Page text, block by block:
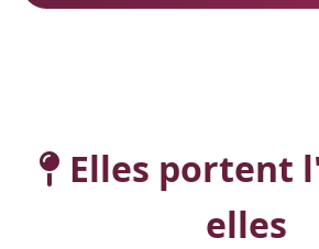
Elles portent
elles